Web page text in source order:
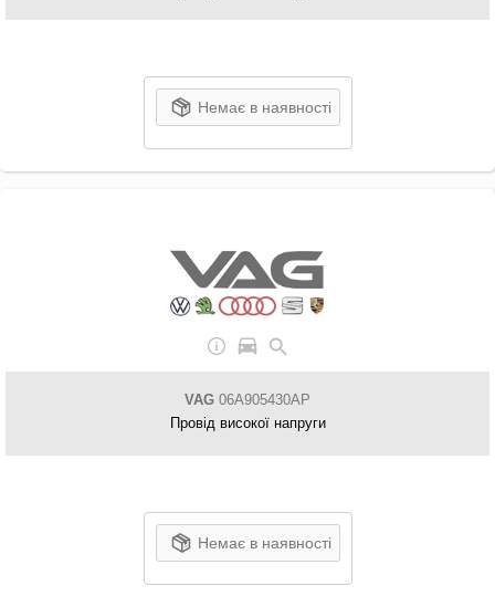
Немає в наявності
VAG 06A905430AP
Провід високої напруги
Немає в наявності